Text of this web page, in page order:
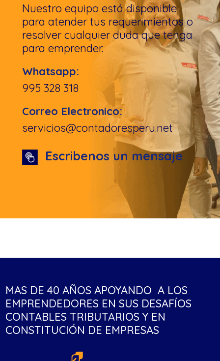
Nuestro equipo está disponible
para atender tus requerimientos o
resolver cualquier duda que tenga
para emprender.
Whatsapp:
995 328 318
Correo Electronico:
servicios@contadoresperu.net
Escribenos un mensaje
MAS DE 40 AÑOS APOYANDO A LOS
EMPRENDEDORES EN SUS DESAFÍOS
CONTABLES TRIBUTARIOS Y EN
CONSTITUCIÓN DE EMPRESAS